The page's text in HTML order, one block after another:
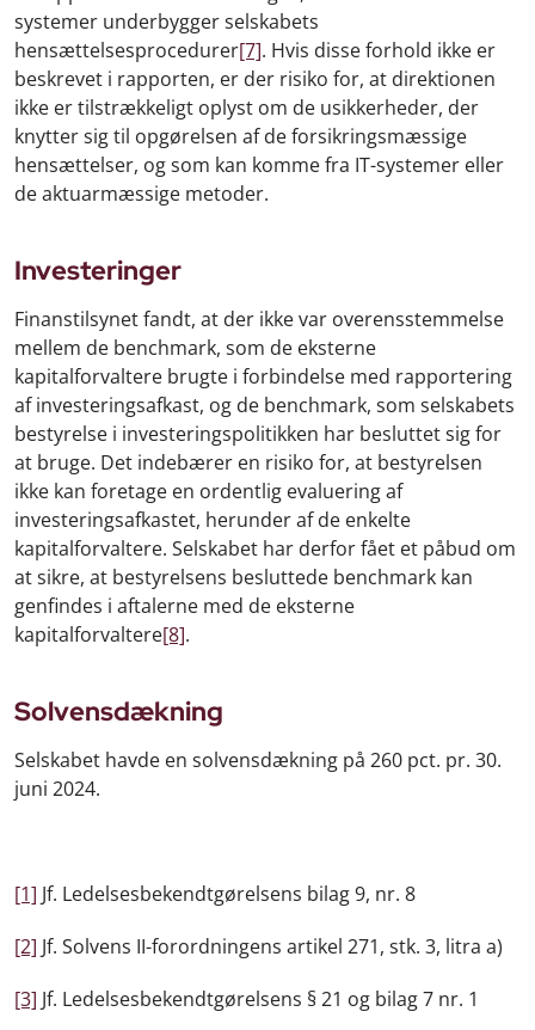
systemer underbygger selskabets
hensættelsesprocedurer[7]. Hvis disse forhold ikke er
beskrevet i rapporten, er der risiko for, at direktionen
ikke er tilstrækkeligt oplyst om de usikkerheder, der
knytter sig til opgørelsen af de forsikringsmæssige
hensættelser, og som kan komme fra IT-systemer eller
de aktuarmæssige metoder.
Investeringer
Finanstilsynet fandt, at der ikke var overensstemmelse
mellem de benchmark, som de eksterne
kapitalforvaltere brugte i forbindelse med rapportering
af investeringsafkast, og de benchmark, som selskabets
bestyrelse i investeringspolitikken har besluttet sig for
at bruge. Det indebærer en risiko for, at bestyrelsen
ikke kan foretage en ordentlig evaluering af
investeringsafkastet, herunder af de enkelte
kapitalforvaltere. Selskabet har derfor fået et påbud om
at sikre, at bestyrelsens besluttede benchmark kan
genfindes i aftalerne med de eksterne
kapitalforvaltere[8].
Solvensdækning
Selskabet havde en solvensdækning på 260 pct. pr. 30.
juni 2024.
[1] Jf. Ledelsesbekendtgørelsens bilag 9, nr. 8
[2] Jf. Solvens II-forordningens artikel 271, stk. 3, litra a)
[3] Jf. Ledelsesbekendtgørelsens § 21 og bilag 7 nr. 1